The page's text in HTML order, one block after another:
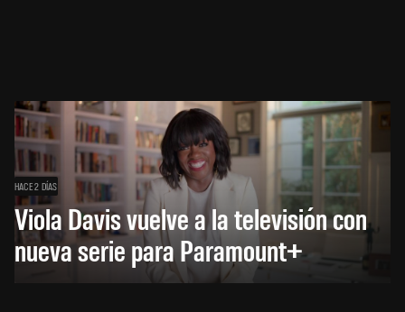
HACE 2 DÍAS
Viola Davis vuelve a la televisión con
nueva serie para Paramount+